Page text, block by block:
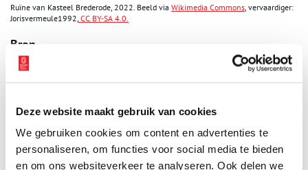
Deze website maakt gebruik van cookies
We gebruiken cookies om content en advertenties te
personaliseren, om functies voor social media te bieden
en om ons websiteverkeer te analyseren. Ook delen we
Ruïne van Kasteel Brederode, 2022. Beeld via Wikimedia Commons, vervaardiger:
Jorisvermeule1992, CC BY-SA 4.0.
Bron
Website van